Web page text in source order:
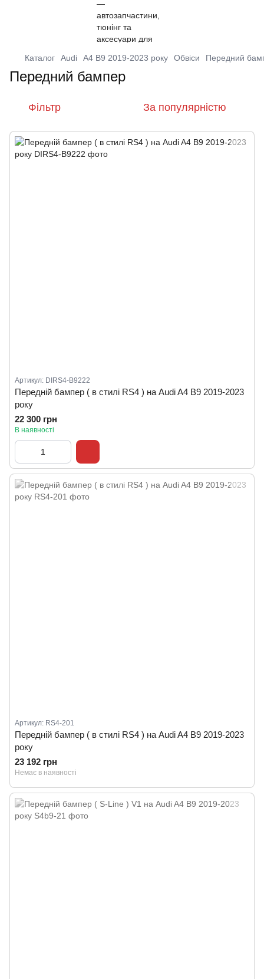
Каталог Audi A4 B9 2019-2023 року Обвіси Передний
Передний бампер
Фільтр За популярністю
Артикул: DIRS4-B9222
Передній бампер ( в стилі RS4 ) на Audi A4 B9 2019-2023
року
22 300 грн
В наявності
Артикул: RS4-201
Передній бампер ( в стилі RS4 ) на Audi A4 B9 2019-2023
року
23 192 грн
Немає в наявності